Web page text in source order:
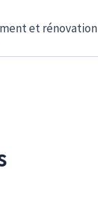
et rénovation